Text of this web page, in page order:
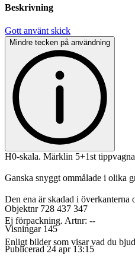
Beskrivning
Gott använt skick
Mindre tecken på användning
H0-skala. Märklin 5+1st
Ganska snyggt ommålade i olika
Den ena är skadad i
Ej förpackning. Artnr: --
Enligt bilder som visar vad du
Objektnr 728 437 347
Visningar 145
Publicerad 24 apr 13:15